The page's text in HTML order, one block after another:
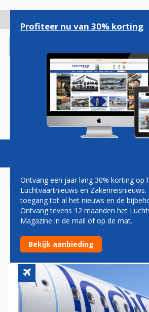
gaan
Magazine Podcasts
INDIGO HERVAT
NAAR CHINA NU
MET INDIA ZIJN
Profiteer nu van 30% korting
Ontvang een jaar lang 30% korting op
Luchtvaartnieuws en
toegang tot al het nieuws en de
Ontvang tevens 12 maanden het
Magazine in de mail of op de mat.
Bekijk aanbieding